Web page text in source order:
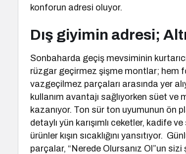
konforun adresi oluyor.
Dış giyimin adresi;
Sonbaharda geçiş mevsiminin
rüzgar geçirmez şişme montlar; hem
vazgeçilmez parçaları arasında yer
kullanım avantajı sağlıyorken süet
kazanıyor. Ton sür ton uyumunun ön
detaylı yün karışımlı ceketler, kadife
ürünler kışın sıcaklığını yansıtıyor.
parçalar, “Nerede Olursanız Ol”un